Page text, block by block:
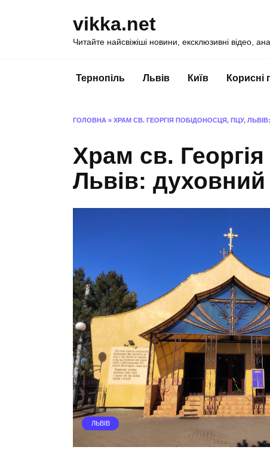
vikka.net
Читайте найсвіжіші новини, ексклюзивні відео,
Тернопіль Львів Київ Корисні
ГОЛОВНА » ХРАМ СВ. ГЕОРГІЯ ПОБІДОНОСЦЯ, ПЦУ,
Храм св.
Львів:
ЛЬВІВ